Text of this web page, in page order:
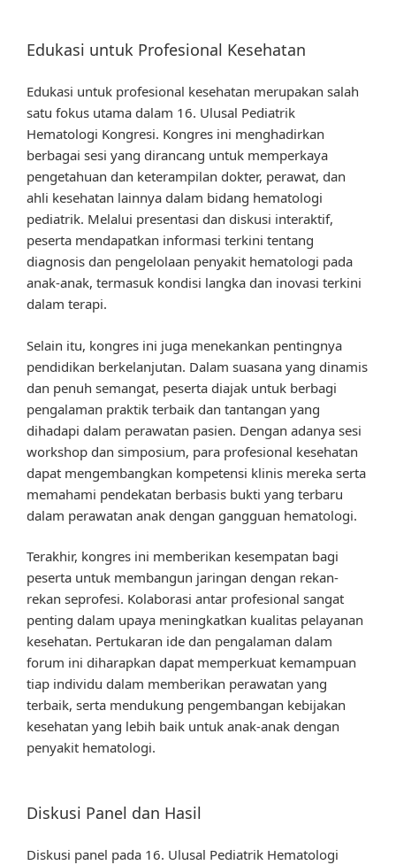
Edukasi untuk Profesional Kesehatan
Edukasi untuk profesional kesehatan merupakan salah
satu fokus utama dalam 16. Ulusal Pediatrik
Hematologi Kongresi. Kongres ini menghadirkan
berbagai sesi yang dirancang untuk memperkaya
pengetahuan dan keterampilan dokter, perawat, dan
ahli kesehatan lainnya dalam bidang hematologi
pediatrik. Melalui presentasi dan diskusi interaktif,
peserta mendapatkan informasi terkini tentang
diagnosis dan pengelolaan penyakit hematologi pada
anak-anak, termasuk kondisi langka dan inovasi terkini
dalam terapi.
Selain itu, kongres ini juga menekankan pentingnya
pendidikan berkelanjutan. Dalam suasana yang dinamis
dan penuh semangat, peserta diajak untuk berbagi
pengalaman praktik terbaik dan tantangan yang
dihadapi dalam perawatan pasien. Dengan adanya sesi
workshop dan simposium, para profesional kesehatan
dapat mengembangkan kompetensi klinis mereka serta
memahami pendekatan berbasis bukti yang terbaru
dalam perawatan anak dengan gangguan hematologi.
Terakhir, kongres ini memberikan kesempatan bagi
peserta untuk membangun jaringan dengan rekan-
rekan seprofesi. Kolaborasi antar profesional sangat
penting dalam upaya meningkatkan kualitas pelayanan
kesehatan. Pertukaran ide dan pengalaman dalam
forum ini diharapkan dapat memperkuat kemampuan
tiap individu dalam memberikan perawatan yang
terbaik, serta mendukung pengembangan kebijakan
kesehatan yang lebih baik untuk anak-anak dengan
penyakit hematologi.
Diskusi Panel dan Hasil
Diskusi panel pada 16. Ulusal Pediatrik Hematologi